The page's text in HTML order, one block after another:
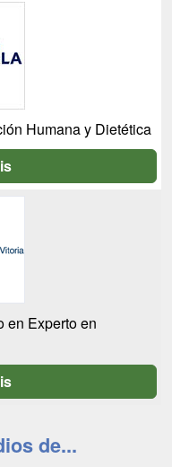
Humana y Dietética
en Experto en
de...